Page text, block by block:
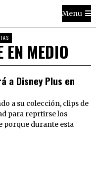
Menu
EN MEDIO
a Disney Plus en
a su colección, clips de
para reprtirse los
porque durante esta